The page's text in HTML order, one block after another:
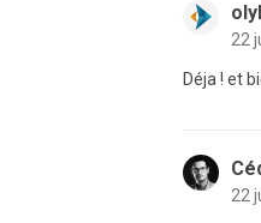
22
Déja ! et
22